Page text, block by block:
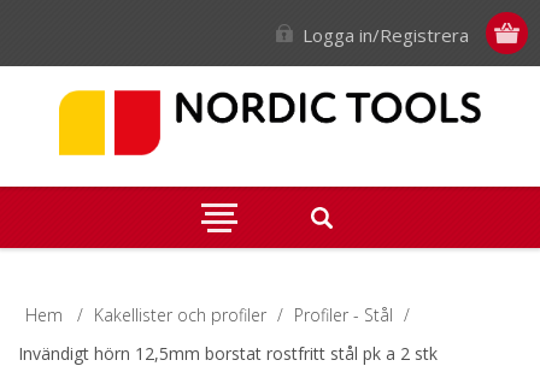
Logga in/Registrera
Hem / Kakellister och profiler / Profiler - Stål /
Invändigt hörn 12,5mm borstat rostfritt stål pk a 2 stk